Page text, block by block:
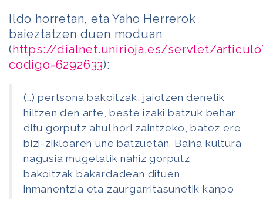
Ildo horretan, eta Yaho Herrerok
baieztatzen duen moduan
(https://dialnet.unirioja.es/servlet/
codigo=6292633):
(…) pertsona bakoitzak, jaiotzen denetik
hiltzen den arte, beste izaki batzuk behar
ditu gorputz ahul hori zaintzeko, batez ere
bizi-zikloaren une batzuetan. Baina kultura
nagusia mugetatik nahiz gorputz
bakoitzak bakardadean dituen
inmanentzia eta zaurgarritasunetik kanpo